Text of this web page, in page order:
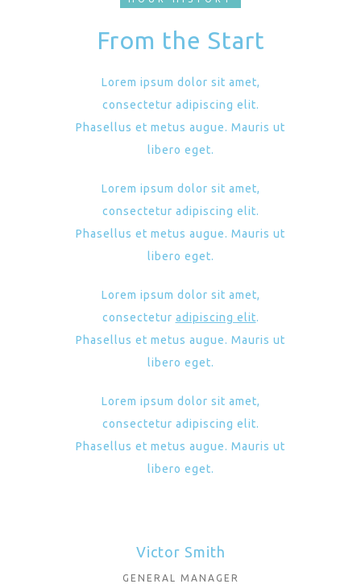
From the Start
Lorem ipsum dolor sit amet,
consectetur adipiscing elit.
Phasellus et metus augue. Mauris ut
libero eget.
Lorem ipsum dolor sit amet,
consectetur adipiscing elit.
Phasellus et metus augue. Mauris ut
libero eget.
Lorem ipsum dolor sit amet,
consectetur adipiscing elit.
Phasellus et metus augue. Mauris ut
libero eget.
Lorem ipsum dolor sit amet,
consectetur adipiscing elit.
Phasellus et metus augue. Mauris ut
libero eget.
Victor Smith
GENERAL MANAGER